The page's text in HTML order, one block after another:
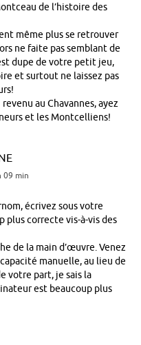
de l’histoire des
même plus se retrouver
ne faite pas semblant de
dupe de votre petit jeu,
et surtout ne laissez pas
au Chavannes, ayez
et les Montcelliens!
09 min
écrivez sous votre
plus correcte vis-à-vis des
de la main d’œuvre. Venez
manuelle, au lieu de
votre part, je sais la
est beaucoup plus